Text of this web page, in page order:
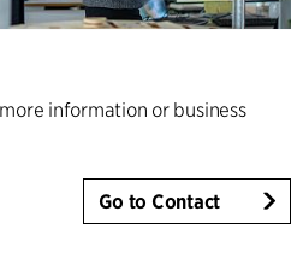
information or business
Go to Contact